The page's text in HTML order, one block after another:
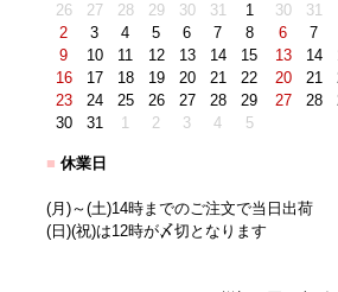
26
27 28 29 30 31
1
2
3 4 5 6 7
8
9
10 11 12 13 14
15
16
17 18 19 20 21
22
23
24 25 26 27 28
29
30
31 1 2 3 4 5
30
31
6
7
13
14
20
21
27
28
■ 休業日
(月)～(土)14時までのご注文で当日出荷
(日)(祝)は12時が〆切となります